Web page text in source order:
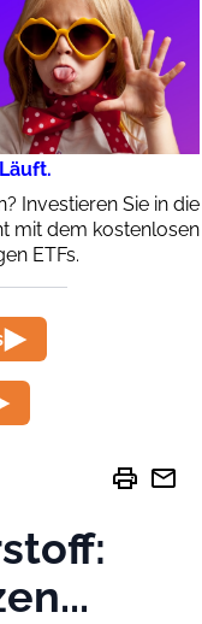
Investieren Sie in die
mit dem kostenlosen
ETFs.
print mail